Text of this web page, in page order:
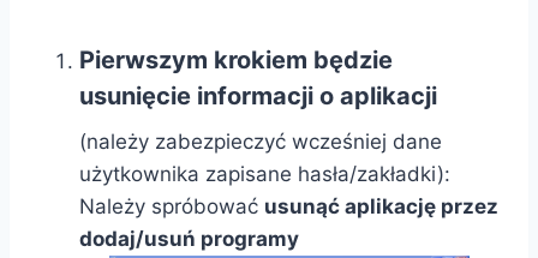
Pierwszym krokiem będzie
usunięcie informacji o aplikacji
(należy zabezpieczyć wcześniej dane
użytkownika zapisane hasła/zakładki):
Należy spróbować usunąć aplikację przez
dodaj/usuń programy